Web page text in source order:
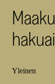
SKR
Yleinen